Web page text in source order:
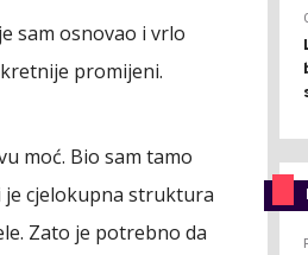
sam osnovao i vrlo
promijeni.
moć. Bio sam tamo
je cjelokupna struktura
Zato je potrebno da